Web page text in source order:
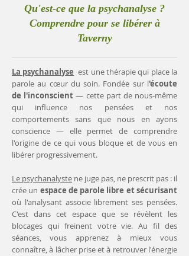
Qu'est-ce que la psychanalyse ?
Comprendre pour se libérer à
Taverny
La psychanalyse est une thérapie qui place la
parole au cœur du soin. Fondée sur l'écoute
de l'inconscient— cette part de nous-même
qui influence nos pensées et nos
comportements sans que nous en ayons
conscience — elle permet de comprendre
l'origine de ce qui vous bloque et de vous en
libérer progressivement.
Le psychanalyste ne juge pas, ne prescrit pas : il
crée un espace de parole libre et sécurisant
où l'analysant associe librement ses pensées.
C'est dans cet espace que se révèlent les
blocages qui freinent votre vie. Au fil des
séances, vous apprenez à mieux vous
connaître, à lâcher prise et à retrouver l'énergie